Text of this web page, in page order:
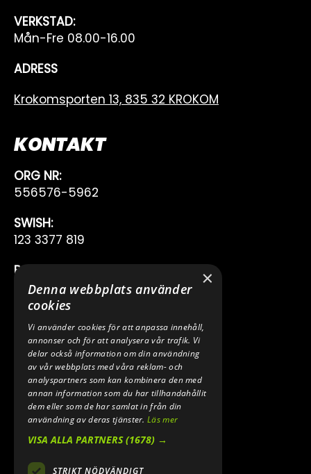
VERKSTAD:
Mån-Fre 08.00-16.00
ADRESS
Krokomsporten 13, 835 32 KROKOM
KONTAKT
ORG NR:
556576-5962
SWISH:
123 3377 819
BANKGIRO:
222-7353
0640 200 50
E-POST:
INFO@SPEEDSHOPEN.SE
ÅNGRA MITT KÖP
×
Denna webbplats använder
cookies
Vi använder cookies för att anpassa innehåll,
annonser och för att analysera vår trafik. Vi
delar också information om din användning
av vår webbplats med våra reklam- och
analyspartners som kan kombinera den med
annan information som du har tillhandahållit
dem eller som de har samlat in från din
användning av deras tjänster.Läs mer
VISA ALLA PARTNERS(1678) →
STRIKT NÖDVÄNDIGT